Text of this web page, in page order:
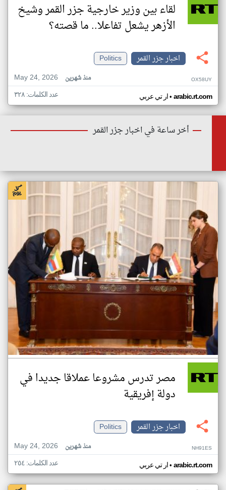
لقاء بين وزير خارجية جزر القمر وشيخ
الأزهر يشعل تفاعلا.. ما قصته؟
اخبار جزر القمر
Politics
May 24, 2026
منذ شهرين OX58UY
ار تي عربي• arabic.rt.com عدد الكلمات: ٣٢٨
أخر ساعة في اخبار جزر القمر
مصر تدرس مشروعا عملاقا جديدا في
دولة إفريقية
اخبار جزر القمر
Politics
May 24, 2026
منذ شهرين NH91ES
ار تي عربي• arabic.rt.com عدد الكلمات: ٢٥٤